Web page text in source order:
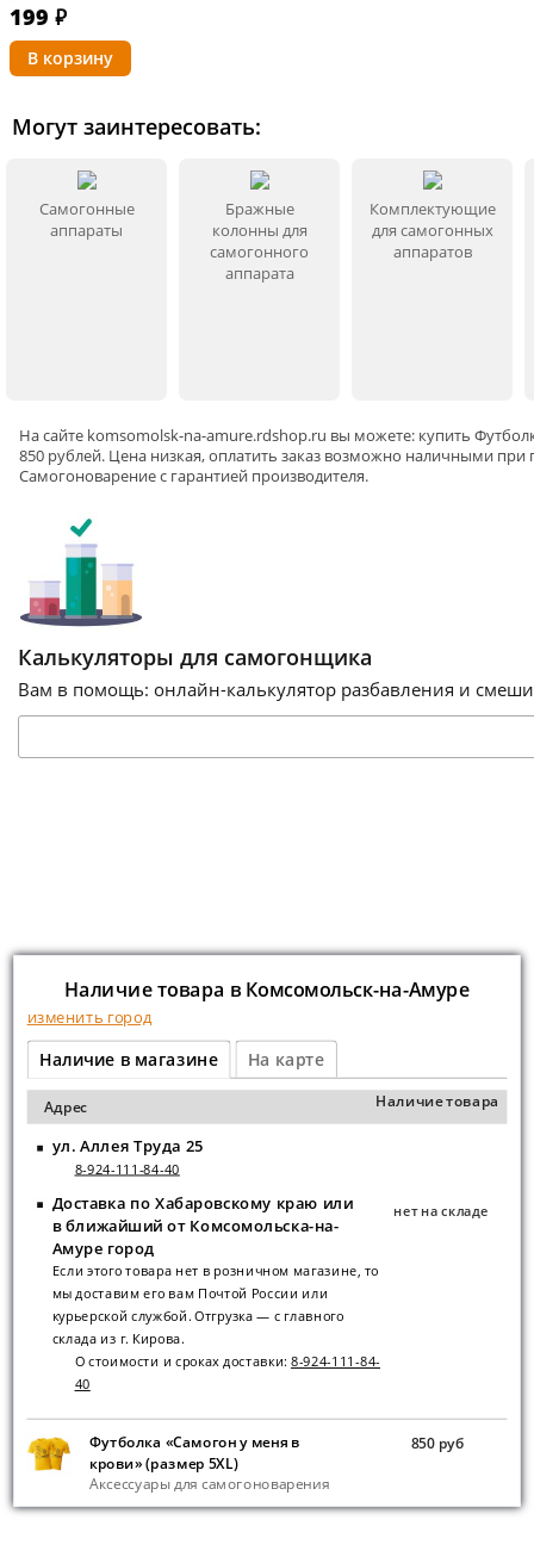
199 ₽
Могут заинтересовать:
Самогонные
аппараты
Бражные
колонны для
самогонного
аппарата
Комплектующие
для самогонных
аппаратов
На сайте komsomolsk-na-amure.rdshop.ru вы можете: купить
850 рублей. Цена низкая, оплатить заказ возможно наличными
Самогоноварениес гарантией производителя.
Калькуляторы для самогонщика
Вам в помощь: онлайн-калькулятор разбавления и
Наличие товара в Комсомольск-на-Амуре
изменить город
Наличие в магазине На карте
Адрес Наличие товара
ул. Аллея Труда 25
8-924-111-84-40
Доставка по Хабаровскому краю или
в ближайший от Комсомольска-на-
Амуре город
Если этого товара нет в розничном магазине, то
мы доставим его вам Почтой России или
курьерской службой. Отгрузка — с главного
склада из г. Кирова.
О стоимости и сроках доставки: 8-924-111-84-
40
нет на складе
Футболка «Самогон у меня в
крови» (размер 5XL)
Аксессуары для самогоноварения
850 руб